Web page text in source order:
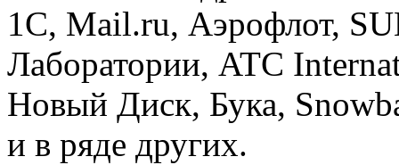
1С, Mail.ru, Аэрофлот,
Лаборатории, ATC
Новый Диск, Бука,
и в ряде других.